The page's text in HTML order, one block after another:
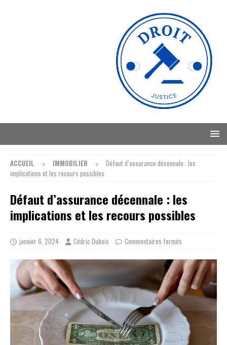
ACCUEIL IMMOBILIER
Défaut d’assurance décennale : les
implications et les recours possibles
Défaut d’assurance décennale : les
implications et les recours possibles
janvier 6, 2024 Cédric Dubois Commentaires fermés